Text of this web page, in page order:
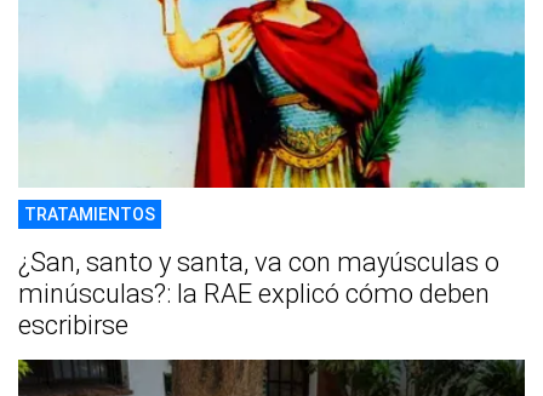
TRATAMIENTOS
¿San, santo y santa, va con mayúsculas o
minúsculas?: la RAE explicó cómo deben
escribirse